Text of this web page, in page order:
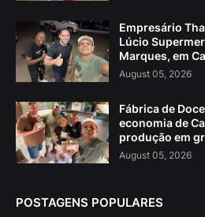
Empresário
Lúcio
Marques, em
August 05, 2026
Fábrica de
economia de
produção em
August 05, 2026
POSTAGENS POPULARES